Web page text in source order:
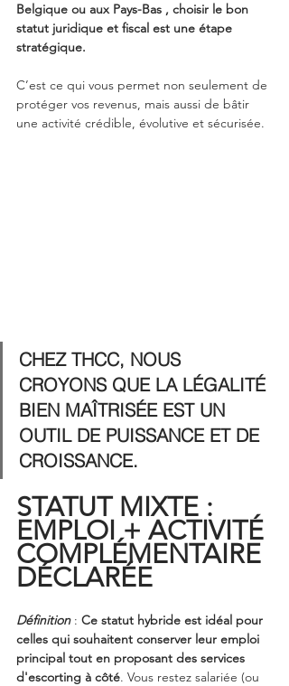
Belgique ou aux Pays-Bas , choisir le bon
statut juridique et fiscal est une étape
stratégique.
C’est ce qui vous permet non seulement de
protéger vos revenus, mais aussi de bâtir
une activité crédible, évolutive et sécurisée.
CHEZ THCC, NOUS
CROYONS QUE LA LÉGALITÉ
BIEN MAÎTRISÉE EST UN
OUTIL DE PUISSANCE ET DE
CROISSANCE.
STATUT MIXTE :
EMPLOI + ACTIVITÉ
COMPLÉMENTAIRE
DÉCLARÉE
Définition : Ce statut hybride est idéal pour
celles qui souhaitent conserver leur emploi
principal tout en proposant des services
d'escorting à côté. Vous restez salariée (ou